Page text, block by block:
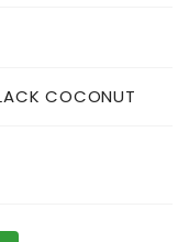
COCONUT